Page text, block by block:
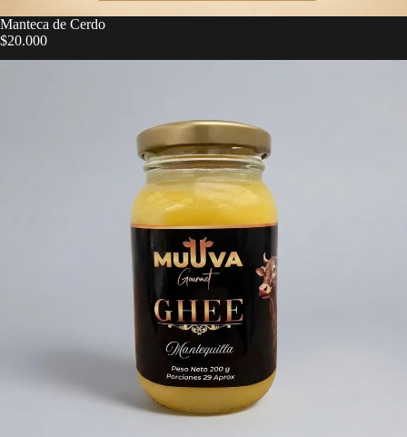
Manteca de Cerdo
$20.000